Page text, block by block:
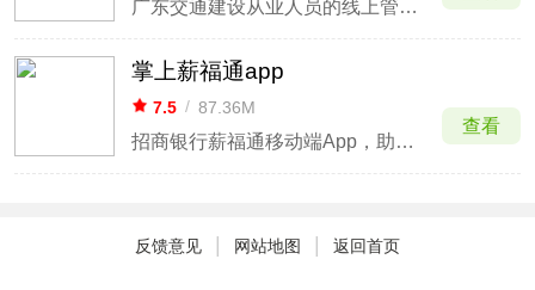
广东交通建设从业人员的线上管理方式
掌上薪福通app
7.5 / 87.36M
招商银行薪福通移动端App，助力企业数字化转型
查看
反馈意见 | 网站地图 | 返回首页